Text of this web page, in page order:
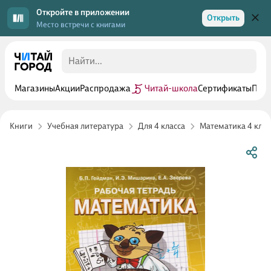
Откройте в приложении
Место встречи с книгами
Открыть
МагазиныАкцииРаспродажа Читай-школаСертификаты
Книги Учебная литература Для 4 класса Математика 4